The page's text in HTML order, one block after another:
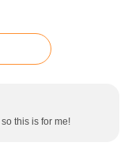
this is for me!